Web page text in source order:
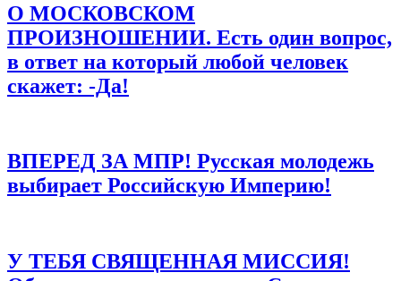
Сохранить моё имя, email и адрес сайта в этом браузере для
последующих моих комментариев.
О МОСКОВСКОМ
ПРОИЗНОШЕНИИ. Есть один вопрос,
в ответ на который любой человек
скажет: -Да!
ВПЕРЕД ЗА МПР! Русская молодежь
выбирает Российскую Империю!
У ТЕБЯ СВЯЩЕННАЯ МИССИЯ!